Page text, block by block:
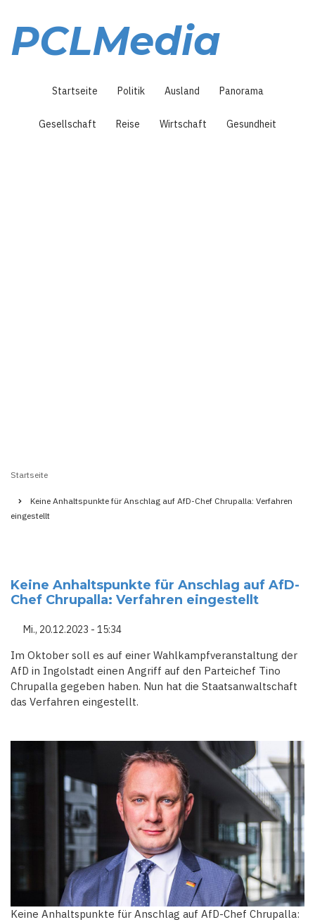
Inhalt
PCLMedia
Startseite Politik Ausland Panorama
Gesellschaft Reise Wirtschaft Gesundheit
Startseite
Keine Anhaltspunkte für Anschlag auf AfD-Chef Chrupalla: Verfahren
eingestellt
Keine Anhaltspunkte für Anschlag auf AfD-
Chef Chrupalla: Verfahren eingestellt
Mi., 20.12.2023 - 15:34
Im Oktober soll es auf einer Wahlkampfveranstaltung der
AfD in Ingolstadt einen Angriff auf den Parteichef Tino
Chrupalla gegeben haben. Nun hat die Staatsanwaltschaft
das Verfahren eingestellt.
Keine Anhaltspunkte für Anschlag auf AfD-Chef Chrupalla: